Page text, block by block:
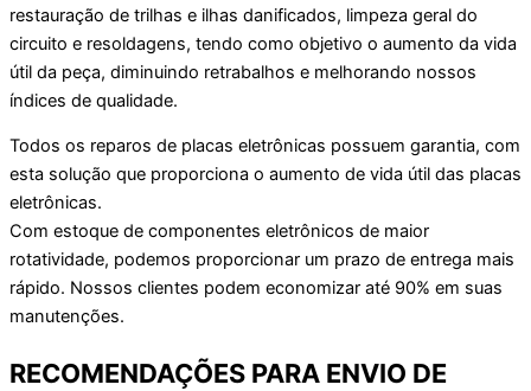
restauração de trilhas e ilhas danificados, limpeza geral do
circuito e resoldagens, tendo como objetivo o aumento da vida
útil da peça, diminuindo retrabalhos e melhorando nossos
índices de qualidade.
Todos os reparos de placas eletrônicas possuem garantia, com
esta solução que proporciona o aumento de vida útil das placas
eletrônicas.
Com estoque de componentes eletrônicos de maior
rotatividade, podemos proporcionar um prazo de entrega mais
rápido. Nossos clientes podem economizar até 90% em suas
manutenções.
RECOMENDAÇÕES PARA ENVIO DE